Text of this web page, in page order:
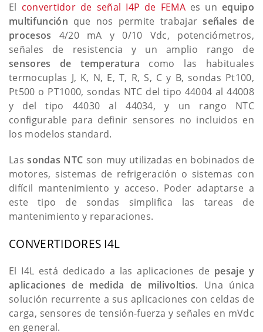
El convertidor de señal I4P de FEMAes unequipo
multifunción que nos permite trabajarseñales de
procesos 4/20 mA y 0/10 Vdc, potenciómetros,
señales de resistencia y un amplio rango de
sensores de temperatura como las habituales
termocuplas J, K, N, E, T, R, S, C y B, sondas Pt100,
Pt500 o PT1000, sondas NTC del tipo 44004 al 44008
y del tipo 44030 al 44034, y un rango NTC
configurable para definir sensores no incluidos en
los modelos standard.
Lassondas NTC son muy utilizadas en bobinados de
motores, sistemas de refrigeración o sistemas con
difícil mantenimiento y acceso. Poder adaptarse a
este tipo de sondas simplifica las tareas de
mantenimiento y reparaciones.
CONVERTIDORES I4L
El I4L está dedicado a las aplicaciones de pesaje y
aplicaciones de medida de milivoltios. Una única
solución recurrente a sus aplicaciones con celdas de
carga, sensores de tensión-fuerza y señales en mVdc
en general.